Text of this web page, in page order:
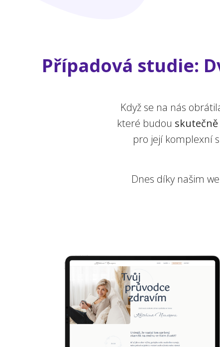
Případová studie:
Když se na nás
které budou
pro její komplexní
Dnes díky našim